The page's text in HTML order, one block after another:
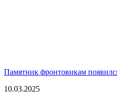
Памятник фронтовикам
10.03.2025